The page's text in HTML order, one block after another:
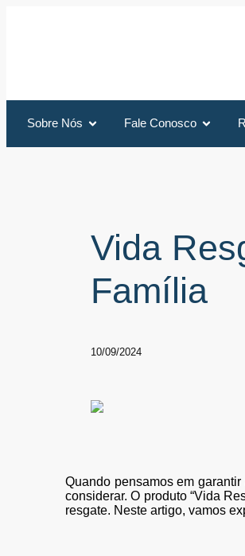
Sobre Nós Fale Conosco
Vida
Família
10/09/2024
Quando pensamos em
considerar. O produto “Vida
resgate. Neste artigo, vamos